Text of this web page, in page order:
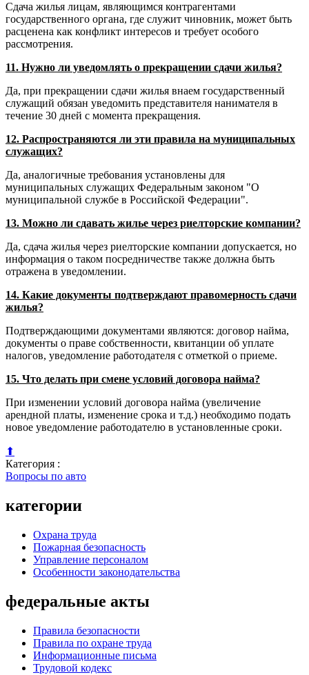
Сдача жилья лицам, являющимся контрагентами
государственного органа, где служит чиновник, может быть
расценена как конфликт интересов и требует особого
рассмотрения.
11. Нужно ли уведомлять о прекращении сдачи жилья?
Да, при прекращении сдачи жилья внаем государственный
служащий обязан уведомить представителя нанимателя в
течение 30 дней с момента прекращения.
12. Распространяются ли эти правила на муниципальных
служащих?
Да, аналогичные требования установлены для
муниципальных служащих Федеральным законом "О
муниципальной службе в Российской Федерации".
13. Можно ли сдавать жилье через риелторские компании?
Да, сдача жилья через риелторские компании допускается, но
информация о таком посредничестве также должна быть
отражена в уведомлении.
14. Какие документы подтверждают правомерность сдачи
жилья?
Подтверждающими документами являются: договор найма,
документы о праве собственности, квитанции об уплате
налогов, уведомление работодателя с отметкой о приеме.
15. Что делать при смене условий договора найма?
При изменении условий договора найма (увеличение
арендной платы, изменение срока и т.д.) необходимо подать
новое уведомление работодателю в установленные сроки.
⬆
Категория :
Вопросы по авто
категории
Охрана труда
Пожарная безопасность
Управление персоналом
Особенности законодательства
федеральные акты
Правила безопасности
Правила по охране труда
Информационные письма
Трудовой кодекс